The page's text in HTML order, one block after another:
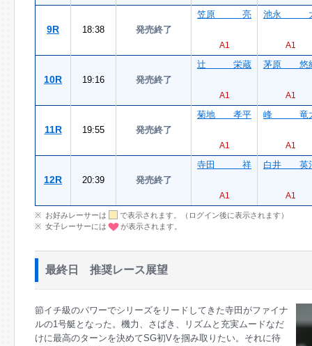
9R 18:38 発売終了
笠原 亮
A1
池永
A1
10R 19:16 発売終了
辻 栄蔵
A1
茅原 悠
A1
11R 19:55 発売終了
菊地 孝平
A1
峰 竜
A1
12R 20:39 発売終了
寺田 祥
A1
白井 英
A1
お好みレーサーは
で表示されます。（ログイン後に表示されます）
女子レーサーには
が表示されます。
最終日 推奨レース展望
節イチ級のパワーでシリーズをリードしてきた寺田がファイナ
ルの1号艇となった。機力、さばき、リズムと充実ムードなだ
けに最高のターンを決めてSG初Vを掴み取りたい。それに待